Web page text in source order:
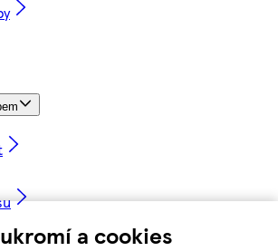
a cookies